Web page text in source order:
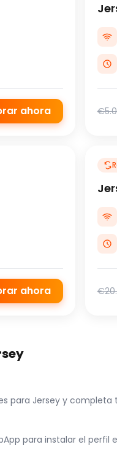
ahora
ahora
para Jersey y
para instalar el perfil